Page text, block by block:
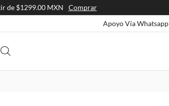
de $1299.00 MXN
Comprar
Apoyo Vía Whatsapp